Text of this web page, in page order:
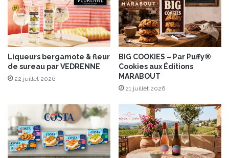
E
A
U
S
E
!
Liqueurs bergamote & fleur
de sureau par VEDRENNE
22 juillet 2026
BIG COOKIES – Par Puffy®
Cookies aux Éditions
MARABOUT
21 juillet 2026